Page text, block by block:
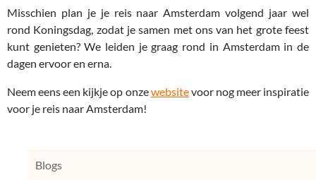
Misschien plan je je reis naar Amsterdam volgend jaar wel
rond Koningsdag, zodat je samen met ons van het grote feest
kunt genieten? We leiden je graag rond in Amsterdam in de
dagen ervoor en erna.
Neem eens een kijkje op onzewebsitevoor nog meer inspiratie
voor je reis naar Amsterdam!
Blogs